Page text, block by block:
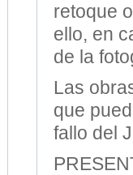
retoque
ello, en
de la
Las
que
fallo del